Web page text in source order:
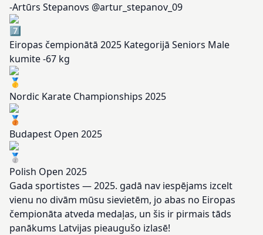
-Artūrs Stepanovs @artur_stepanov_09
Eiropas čempionātā 2025 Kategorijā Seniors Male
kumite -67 kg
Nordic Karate Championships 2025
Budapest Open 2025
Polish Open 2025
Gada sportistes — 2025. gadā nav iespējams izcelt
vienu no divām mūsu sievietēm, jo abas no Eiropas
čempionāta atveda medaļas, un šis ir pirmais tāds
panākums Latvijas pieaugušo izlasē!